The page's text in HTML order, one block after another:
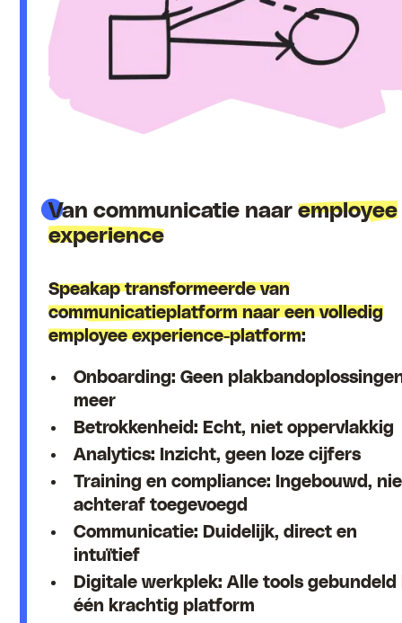
Van communicatie naaremployee
experience
Speakap transformeerde van
communicatieplatform naar een volledig
employee experience-platform:
Onboarding: Geen
meer
Betrokkenheid: Echt, niet oppervlakkig
Analytics: Inzicht, geen loze cijfers
Training en compliance: Ingebouwd,
achteraf toegevoegd
Communicatie: Duidelijk, direct en
intuïtief
Digitale werkplek: Alle tools gebundeld
één krachtig platform